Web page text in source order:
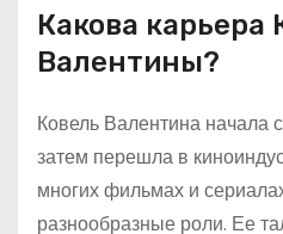
Какова карьера
Валентины?
Ковель Валентина начала
затем перешла в
многих фильмах и
разнообразные роли. Ее